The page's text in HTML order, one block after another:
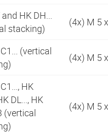
and HK DH...
stacking)
(4x) M 5
(vertical
(4x) M 5
HK
DL..., HK
(vertical
(4x) M 5